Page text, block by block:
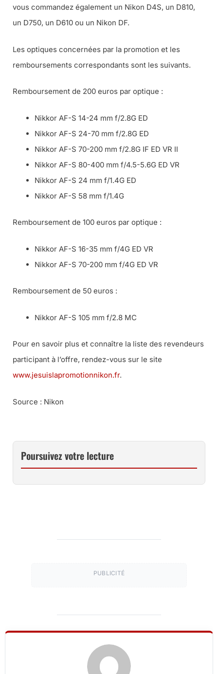
vous commandez également un Nikon D4S, un D810,
un D750, un D610 ou un Nikon DF.
Les optiques concernées par la promotion et les
remboursements correspondants sont les suivants.
Remboursement de 200 euros par optique :
Nikkor AF-S 14-24 mm f/2.8G ED
Nikkor AF-S 24-70 mm f/2.8G ED
Nikkor AF-S 70-200 mm f/2.8G IF ED VR II
Nikkor AF-S 80-400 mm f/4.5-5.6G ED VR
Nikkor AF-S 24 mm f/1.4G ED
Nikkor AF-S 58 mm f/1.4G
Remboursement de 100 euros par optique :
Nikkor AF-S 16-35 mm f/4G ED VR
Nikkor AF-S 70-200 mm f/4G ED VR
Remboursement de 50 euros :
Nikkor AF-S 105 mm f/2.8 MC
Pour en savoir plus et connaître la liste des revendeurs
participant à l’offre, rendez-vous sur le site
www.jesuislapromotionnikon.fr.
Source : Nikon
Poursuivez votre lecture
PUBLICITÉ